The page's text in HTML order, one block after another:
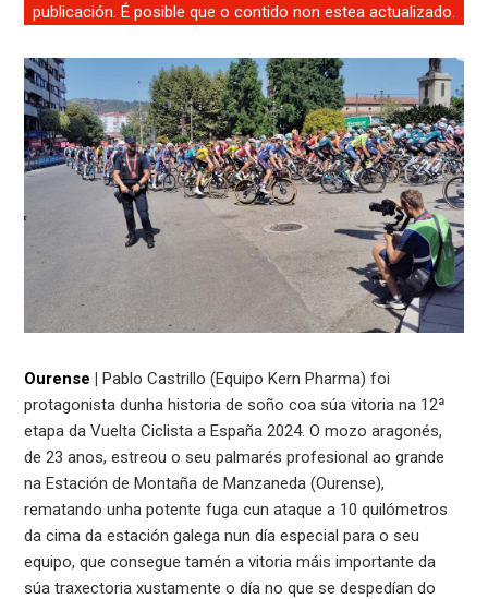
publicación. É posible que o contido non estea actualizado.
Ourense | Pablo Castrillo (Equipo Kern Pharma) foi
protagonista dunha historia de soño coa súa vitoria na 12ª
etapa da Vuelta Ciclista a España 2024. O mozo aragonés,
de 23 anos, estreou o seu palmarés profesional ao grande
na Estación de Montaña de Manzaneda (Ourense),
rematando unha potente fuga cun ataque a 10 quilómetros
da cima da estación galega nun día especial para o seu
equipo, que consegue tamén a vitoria máis importante da
súa traxectoria xustamente o día no que se despedían do